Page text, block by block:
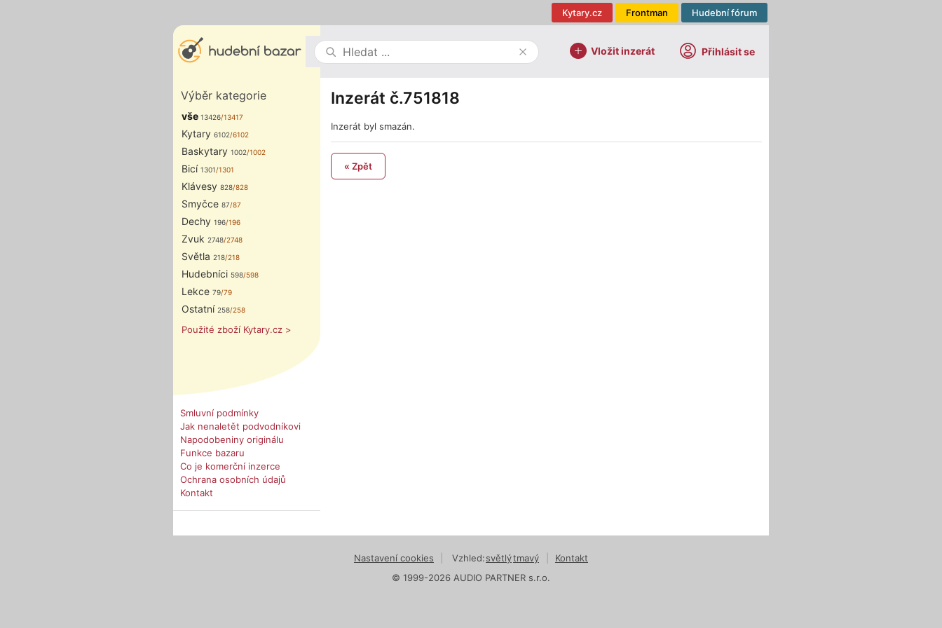
Hudební fórum
Frontman
Kytary.cz
Vložit inzerát Přihlásit se
Výběr kategorie
vše 13426/13417
Kytary 6102/6102
Baskytary 1002/1002
Bicí 1301/1301
Klávesy 828/828
Smyčce 87/87
Dechy 196/196
Zvuk 2748/2748
Světla 218/218
Hudebníci 598/598
Lekce 79/79
Ostatní 258/258
Použité zboží Kytary.cz >
Smluvní podmínky
Jak nenaletět podvodníkovi
Napodobeniny originálu
Funkce bazaru
Co je komerční inzerce
Ochrana osobních údajů
Kontakt
Inzerát č.751818
Inzerát byl smazán.
« Zpět
Nastavení cookies Vzhled:světlýtmavý
Kontakt
© 1999-2026 AUDIO PARTNER s.r.o.